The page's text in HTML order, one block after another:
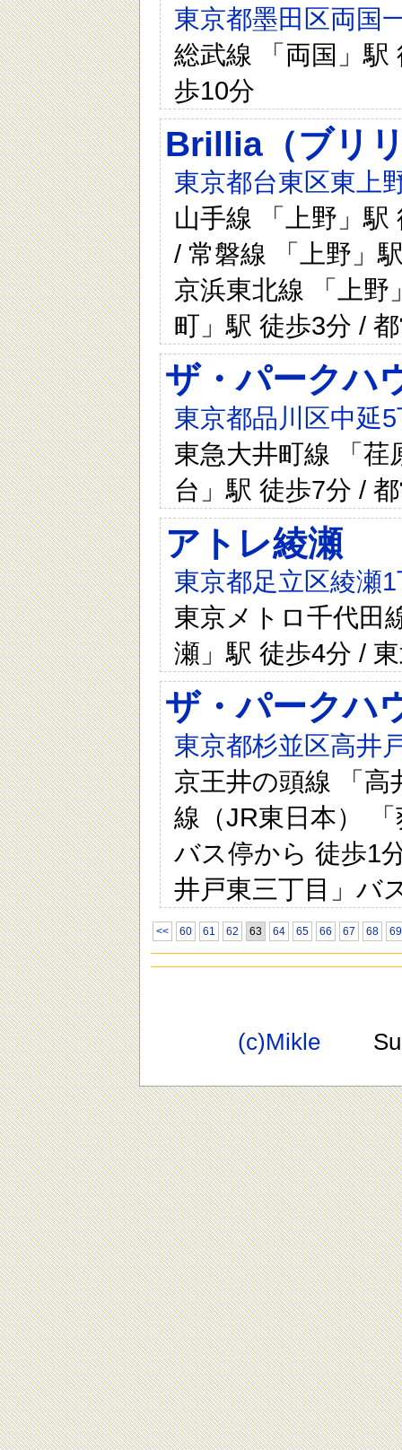
東京都墨田区両国
総武線 「両国」駅
歩10分
Brillia（ブリ
東京都台東区東上
山手線 「上野」駅
/ 常磐線 「上野」
京浜東北線 「上野
町」駅 徒歩3分 /
ザ・パークハ
東京都品川区中延
東急大井町線 「荏
台」駅 徒歩7分 /
アトレ綾瀬
東京都足立区綾瀬
東京メトロ千代田
瀬」駅 徒歩4分 /
ザ・パークハ
東京都杉並区高井
京王井の頭線 「高
線（JR東日本）
バス停から 徒歩1
井戸東三丁目」バ
<< 60 61 62 63 64 65 66 67 68 69
(c)Mikle